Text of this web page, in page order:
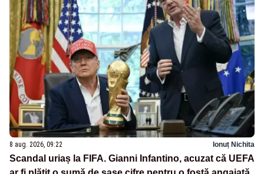
8 aug. 2026, 09:22 Ionuț Nichita
Scandal uriaș la FIFA. Gianni Infantino, acuzat că UEFA